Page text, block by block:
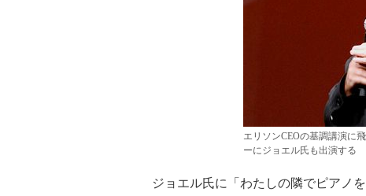
エリソンCEOの基調講演に
ーにジョエル氏も出演する
ジョエル氏に「わたしの隣でピアノ